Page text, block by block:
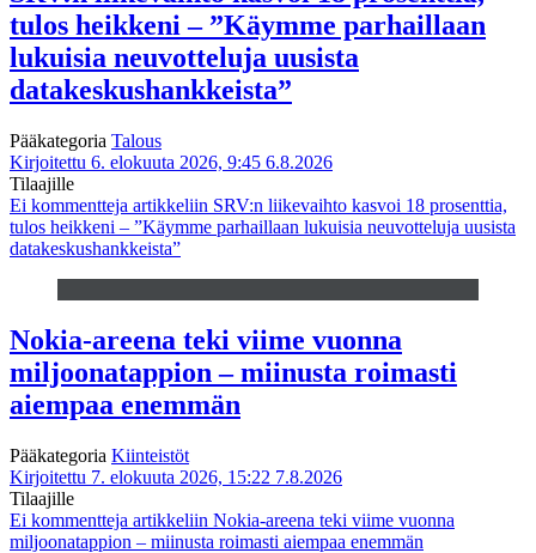
tulos heikkeni – ”Käymme parhaillaan
lukuisia neuvotteluja uusista
datakeskushankkeista”
Pääkategoria Talous
Kirjoitettu 6. elokuuta 2026, 9:45 6.8.2026
Tilaajille
Ei kommentteja artikkeliin SRV:n liikevaihto kasvoi 18 prosenttia,
tulos heikkeni – ”Käymme parhaillaan lukuisia neuvotteluja uusista
datakeskushankkeista”
Nokia-areena teki viime vuonna
miljoonatappion – miinusta roimasti
aiempaa enemmän
Pääkategoria Kiinteistöt
Kirjoitettu 7. elokuuta 2026, 15:22 7.8.2026
Tilaajille
Ei kommentteja artikkeliin Nokia-areena teki viime vuonna
miljoonatappion – miinusta roimasti aiempaa enemmän